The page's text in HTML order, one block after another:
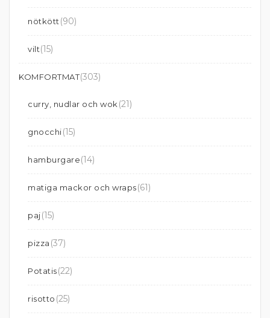
nötkött (90)
vilt(15)
KOMFORTMAT(303)
curry, nudlar och wok (21)
gnocchi(15)
hamburgare(14)
matiga mackor och wraps(61)
paj(15)
pizza (37)
Potatis(22)
risotto (25)